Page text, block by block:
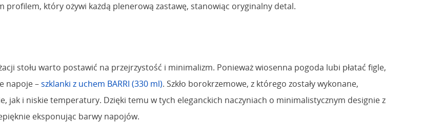
który ożywi każdą plenerową zastawę, stanowiąc oryginalny detal.
stołu warto postawić na przejrzystość i minimalizm. Ponieważ wiosenna pogoda lubi płatać figle,
napoje –szklanki z uchem BARRI (330 ml). Szkło borokrzemowe, z którego zostały wykonane,
jak i niskie temperatury. Dzięki temu w tych eleganckich naczyniach o minimalistycznym designie z
eksponując barwy napojów.